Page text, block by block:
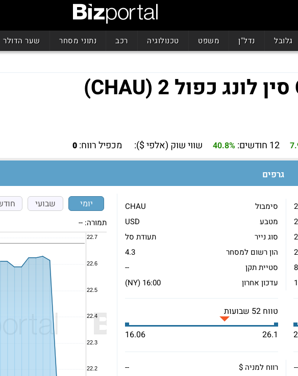
גלובל נדל"ן משפט טכנולוגיה רכב נתוני מסחר שער הדולר
12 חודשים: 40.8% שווי שוק (אלפי $): מכפיל רווח: 0
גרפים
סימבול
CHAU
מטבע
USD
סוג נייר
תעודת סל
הון רשום למסחר
4.3
סטיית תקן
--
עדכון אחרון
16:00 (NY)
טווח 52 שבועות
26.1
16.06
--
רווח למניה $
--
יומי שבועי
תמורה: --